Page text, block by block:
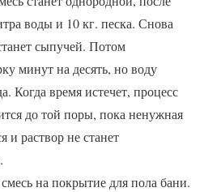
воды и 10 кг. песка. Снова
сыпучей. Потом
минут на десять, но воду
Когда время истечет, процесс
до той поры, пока ненужная
и раствор не станет
на покрытие для пола бани.